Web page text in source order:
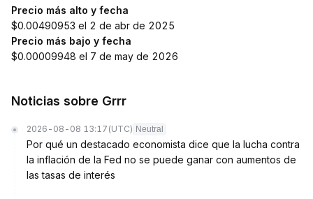
Precio más alto y fecha
$0.00490953 el 2 de abr de 2025
Precio más bajo y fecha
$0.00009948 el 7 de may de 2026
Noticias sobre Grrr
2026-08-08 13:17 (UTC) Neutral
Por qué un destacado economista dice que la lucha contra
la inflación de la Fed no se puede ganar con aumentos de
las tasas de interés